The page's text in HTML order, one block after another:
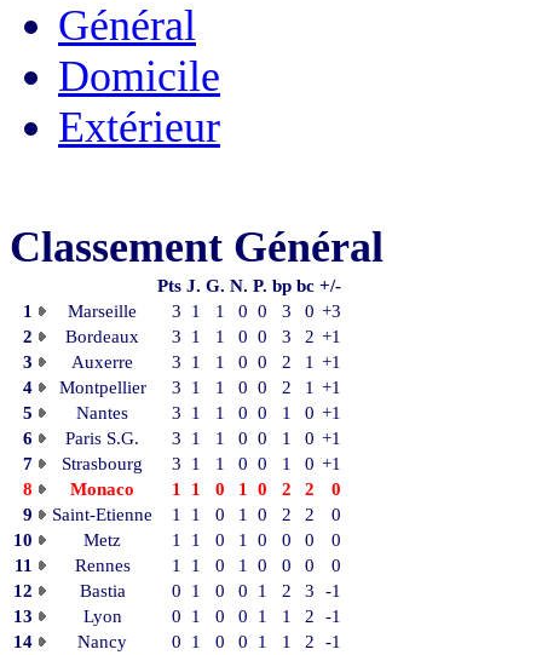
Général
Domicile
Extérieur
Classement Général
Pts J. G. N. P. bp bc +/-
1
Marseille 3 1 1 0 0 3 0 +3
2
Bordeaux 3 1 1 0 0 3 2 +1
3
Auxerre 3 1 1 0 0 2 1 +1
4
Montpellier 3 1 1 0 0 2 1 +1
5
Nantes 3 1 1 0 0 1 0 +1
6
Paris S.G. 3 1 1 0 0 1 0 +1
7
Strasbourg 3 1 1 0 0 1 0 +1
8
Monaco 1 1 0 1 0 2 2
0
9
Saint-Etienne 1 1 0 1 0 2 2
0
10
Metz 1 1 0 1 0 0 0
0
11
Rennes 1 1 0 1 0 0 0
0
12
Bastia 0 1 0 0 1 2 3
-1
13
Lyon 0 1 0 0 1 1 2
-1
14
Nancy 0 1 0 0 1 1 2
-1